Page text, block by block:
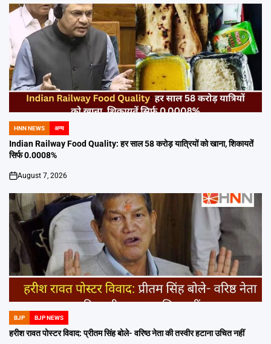
POSTED
IN
HNN NEWS अन्य
Indian Railway Food Quality: हर साल 58 करोड़ यात्रियों को खाना, शिकायतें
सिर्फ 0.0008%
on
August 7, 2026
POSTED
IN
BJP BJP NEWS
हरीश रावत पोस्टर विवाद: प्रीतम सिंह बोले- वरिष्ठ नेता की तस्वीर हटाना उचित नहीं